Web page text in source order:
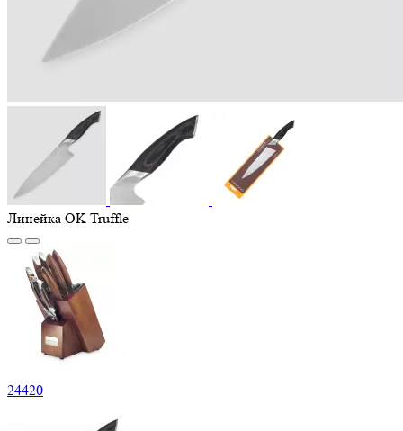
Линейка OK Truffle
24420